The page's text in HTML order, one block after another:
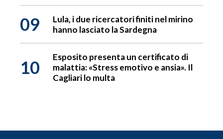
09
Lula, i due ricercatori finiti nel mirino
hanno lasciato la Sardegna
10
Esposito presenta un certificato di
malattia: «Stress emotivo e ansia». Il
Cagliari lo multa